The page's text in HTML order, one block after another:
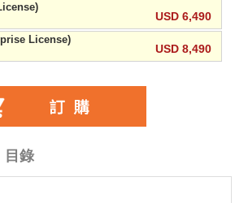
USD 6,490
License)
USD 8,490
目錄